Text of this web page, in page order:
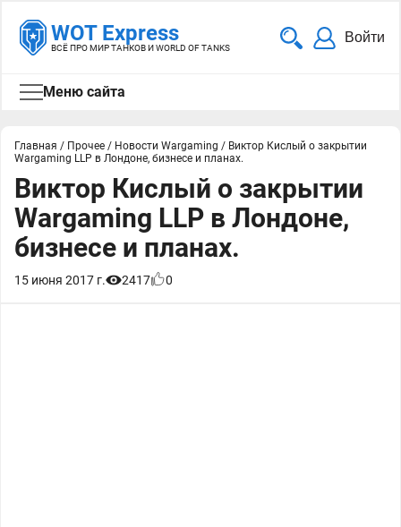
WOT Express
ВСЁ ПРО МИР ТАНКОВ И WORLD OF TANKS
Войти
Меню сайта
Главная / Прочее / Новости Wargaming / Виктор Кислый о закрытии
Wargaming LLP в Лондоне, бизнесе и планах.
Виктор Кислый о закрытии
Wargaming LLP в Лондоне,
бизнесе и планах.
15 июня 2017 г. 2417 0